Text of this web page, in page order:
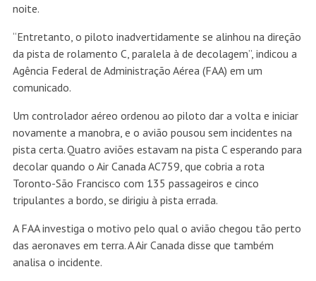
noite.
“Entretanto, o piloto inadvertidamente se alinhou na direção
da pista de rolamento C, paralela à de decolagem”, indicou a
Agência Federal de Administração Aérea (FAA) em um
comunicado.
Um controlador aéreo ordenou ao piloto dar a volta e iniciar
novamente a manobra, e o avião pousou sem incidentes na
pista certa.Quatro aviões estavam na pista C esperando para
decolar quando o Air Canada AC759, que cobria a rota
Toronto-São Francisco com 135 passageiros e cinco
tripulantes a bordo, se dirigiu à pista errada.
A FAA investiga o motivo pelo qual o avião chegou tão perto
das aeronaves em terra. A Air Canada disse que também
analisa o incidente.